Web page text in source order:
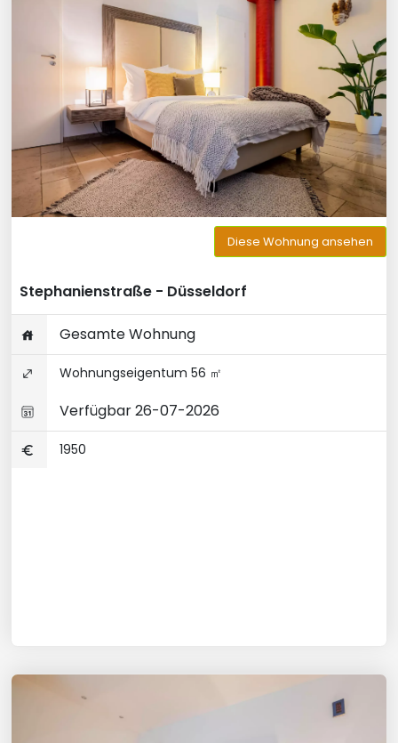
Diese Wohnung ansehen
Stephanienstraße - Düsseldorf
Gesamte Wohnung
Wohnungseigentum 56 ㎡
Verfügbar 26-07-2026
1950